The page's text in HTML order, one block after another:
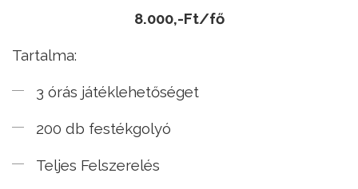
8.000,-Ft/fő
Tartalma:
3 órás játéklehetőséget
200 db festékgolyó
Teljes Felszerelés